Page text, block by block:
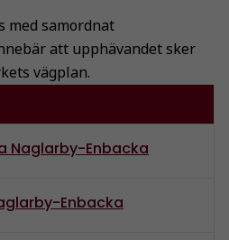
med samordnat
att upphävandet sker
vägplan.
Naglarby-Enbacka
Enbacka